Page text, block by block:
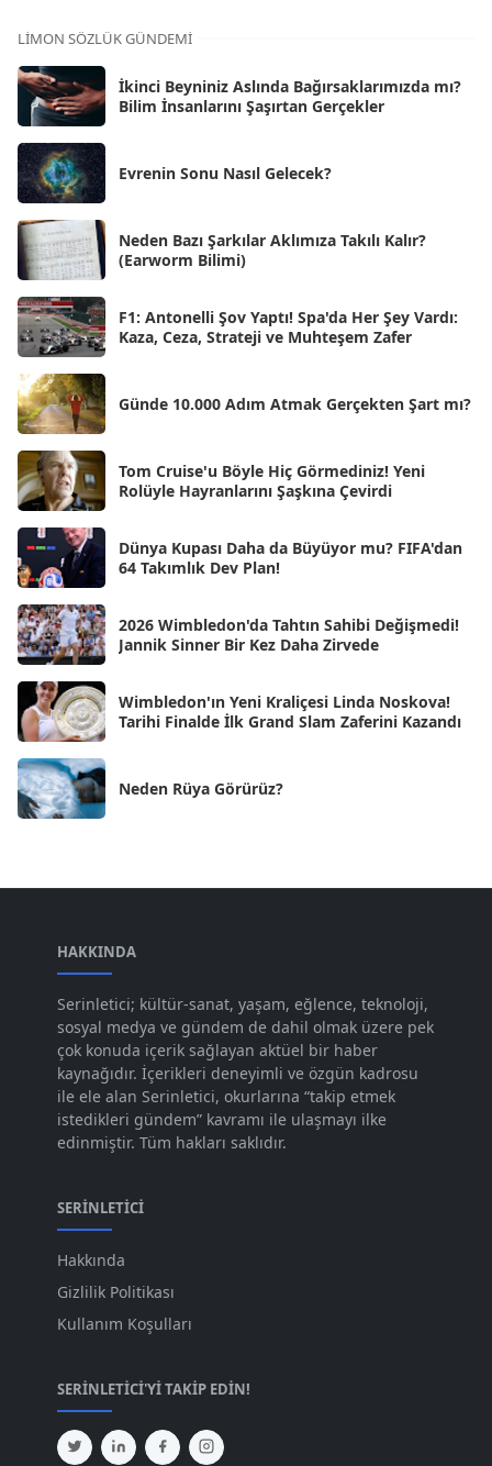
Kas 2025
Eki 2025
Eyl 2025 [56]
Ağu 2025
Tem 2025
Haz 2025
May 2025 [54]
Nis 2025 [56]
Mar 2025
Şub 2025
Oca 2025
Ara 2024 [25]
Kas 2024
Eki 2024 [46]
Eyl 2024
Ağu 2024 [10]
Tem 2024
Haz 2024 [30]
Nis 2024 [59]
Ara 2023 [101]
Kas 2023
Eki 2023 [73]
Eyl 2023 [73]
Ağu 2023 [74]
Tem 2023 [76]
Haz 2023
May 2023
Mar 2023
Oca 2023 [87]
Ara 2022 [82]
LIMON SÖZLÜK GÜNDEMI
İkinci Beyniniz Aslında Bağırsaklarımızda mı?
Bilim İnsanlarını Şaşırtan Gerçekler
Evrenin Sonu Nasıl Gelecek?
Neden Bazı Şarkılar Aklımıza Takılı Kalır?
(Earworm Bilimi)
F1: Antonelli Şov Yaptı! Spa'da Her Şey Vardı:
Kaza, Ceza, Strateji ve Muhteşem Zafer
Günde 10.000 Adım Atmak Gerçekten Şart mı?
Tom Cruise'u Böyle Hiç Görmediniz! Yeni
Rolüyle Hayranlarını Şaşkına Çevirdi
Dünya Kupası Daha da Büyüyor mu? FIFA'dan
64 Takımlık Dev Plan!
2026 Wimbledon'da Tahtın Sahibi Değişmedi!
Jannik Sinner Bir Kez Daha Zirvede
Wimbledon'ın Yeni Kraliçesi Linda Noskova!
Tarihi Finalde İlk Grand Slam Zaferini Kazandı
Neden Rüya Görürüz?
HAKKINDA
Serinletici; kültür-sanat, yaşam, eğlence, teknoloji,
sosyal medya ve gündem de dahil olmak üzere pek
çok konuda içerik sağlayan aktüel bir haber
kaynağıdır. İçerikleri deneyimli ve özgün kadrosu
ile ele alan Serinletici, okurlarına “takip etmek
istedikleri gündem” kavramı ile ulaşmayı ilke
edinmiştir. Tüm hakları saklıdır.
SERINLETICI
Hakkında
Gizlilik Politikası
Kullanım Koşulları
SERINLETICI'YI TAKIP EDIN!